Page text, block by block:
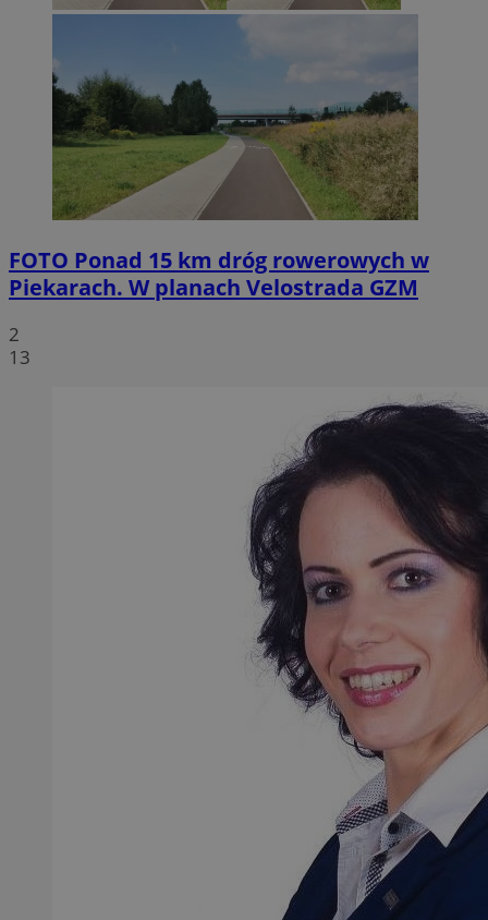
FOTO Ponad 15 km dróg rowerowych w
Piekarach. W planach Velostrada GZM
2
13